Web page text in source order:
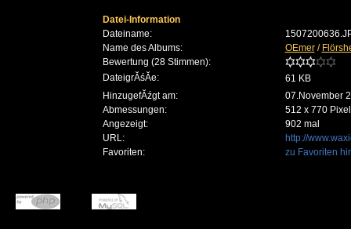
Datei-Information
Dateiname:
Name des Albums:
OEmer/
Bewertung (28 Stimmen):
DateigrĂśĂe:
61 KB
HinzugefĂźgt am:
07.November
Abmessungen:
512 x 770 Pixel
Angezeigt:
902 mal
URL:
http://
Favoriten:
zu Favoriten